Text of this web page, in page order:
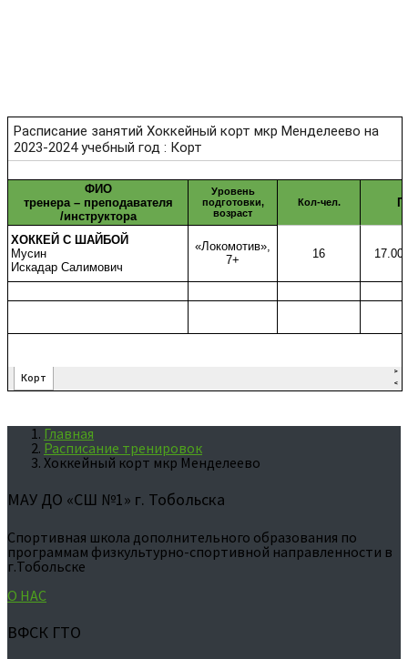
Главная
Расписание тренировок
Хоккейный корт мкр Менделеево
МАУ ДО «СШ №1» г. Тобольска
Спортивная школа дополнительного образования по
программам физкультурно-спортивной направленности в
г.Тобольске
О НАС
ВФСК ГТО